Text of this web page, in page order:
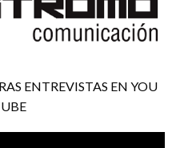
ENTREVISTAS EN YOU